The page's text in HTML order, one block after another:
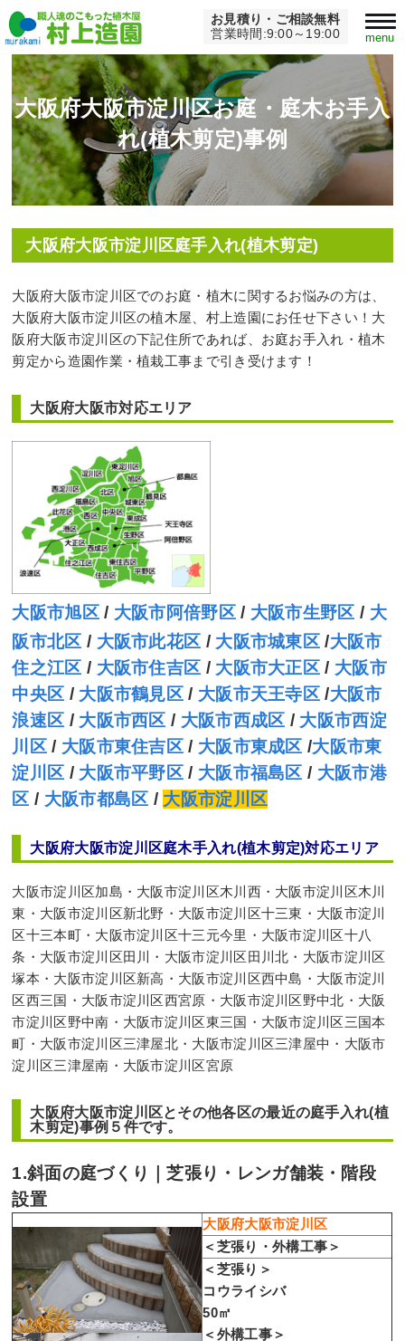
お見積り・ご相談無料
営業時間:9:00～19:00
menu
Home > 大阪府大阪市淀川区庭手入れ2
大阪府大阪市淀川区お庭・庭木お手入
れ(植木剪定)事例
大阪府大阪市淀川区庭手入れ(植木剪定)
大阪府大阪市淀川区でのお庭・植木に関するお悩みの方は、
大阪府大阪市淀川区の植木屋、村上造園にお任せ下さい！大
阪府大阪市淀川区の下記住所であれば、お庭お手入れ・植木
剪定から造園作業・植栽工事まで引き受けます！
大阪府大阪市対応エリア
大阪市旭区 / 大阪市阿倍野区 / 大阪市生野区 / 大
阪市北区 / 大阪市此花区 / 大阪市城東区 /大阪市
住之江区 / 大阪市住吉区 / 大阪市大正区 / 大阪市
中央区 / 大阪市鶴見区 / 大阪市天王寺区 /大阪市
浪速区 / 大阪市西区 / 大阪市西成区 / 大阪市西淀
川区 / 大阪市東住吉区 / 大阪市東成区 /大阪市東
淀川区 / 大阪市平野区 / 大阪市福島区 / 大阪市港
区 / 大阪市都島区 / 大阪市淀川区
大阪府大阪市淀川区庭木手入れ(植木剪定)対応エリア
大阪市淀川区加島・大阪市淀川区木川西・大阪市淀川区木川
東・大阪市淀川区新北野・大阪市淀川区十三東・大阪市淀川
区十三本町・大阪市淀川区十三元今里・大阪市淀川区十八
条・大阪市淀川区田川・大阪市淀川区田川北・大阪市淀川区
塚本・大阪市淀川区新高・大阪市淀川区西中島・大阪市淀川
区西三国・大阪市淀川区西宮原・大阪市淀川区野中北・大阪
市淀川区野中南・大阪市淀川区東三国・大阪市淀川区三国本
町・大阪市淀川区三津屋北・大阪市淀川区三津屋中・大阪市
淀川区三津屋南・大阪市淀川区宮原
大阪府大阪市淀川区とその他各区の最近の庭手入れ(植
木剪定)事例５件です。
1.斜面の庭づくり｜芝張り・レンガ舗装・階段
設置
大阪府大阪市淀川区
＜芝張り・外構工事＞
＜芝張り＞
コウライシバ
50㎡
＜外構工事＞